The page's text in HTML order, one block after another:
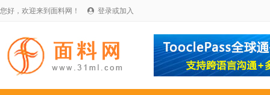
您好，欢迎来到面料网！  登录或加入